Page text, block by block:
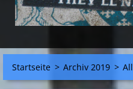
Startseite > Archiv 2019 >